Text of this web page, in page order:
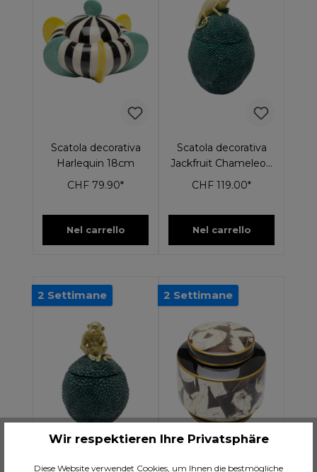
Scatola decorativa
Harlequin 18cm
CHF 79.90*
Nel carrello
Scatola decorativa
Jackfruit Chameleon
41cm
CHF 119.00*
Nel carrello
2 Settimane 2 Settimane
Wir respektieren Ihre Privatsphäre
Diese Website verwendet Cookies, um Ihnen die bestmögliche